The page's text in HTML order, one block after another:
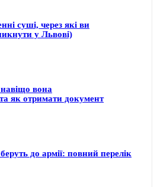
суші, через які ви
у Львові)
вона
як отримати документ
до армії: повний перелік